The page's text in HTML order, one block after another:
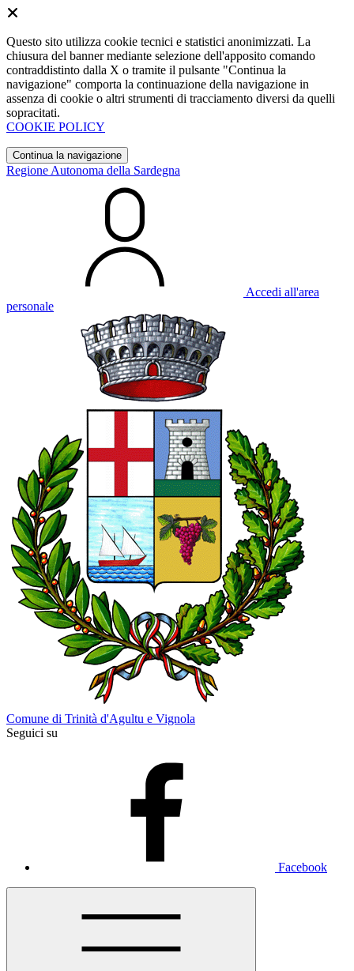
Questo sito utilizza cookie tecnici e statistici anonimizzati. La
chiusura del banner mediante selezione dell'apposito comando
contraddistinto dalla X o tramite il pulsante "Continua la
navigazione" comporta la continuazione della navigazione in
assenza di cookie o altri strumenti di tracciamento diversi da quelli
sopracitati.
COOKIE POLICY
Continua la navigazione
Regione Autonoma della Sardegna
Accedi all'area
personale
Comune di Trinità d'Agultu e Vignola
Seguici su
Facebook